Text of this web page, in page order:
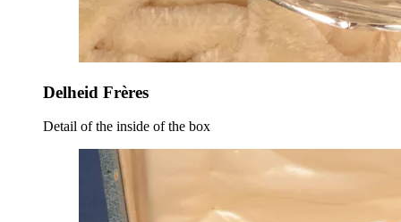
Delheid Frères
Detail of the inside of the box